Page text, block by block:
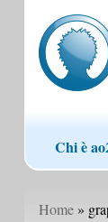
Chi è
Home»